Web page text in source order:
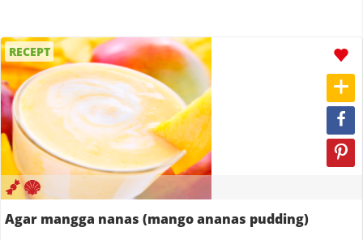
RECEPT
Agar mangga nanas (mango ananas pudding)